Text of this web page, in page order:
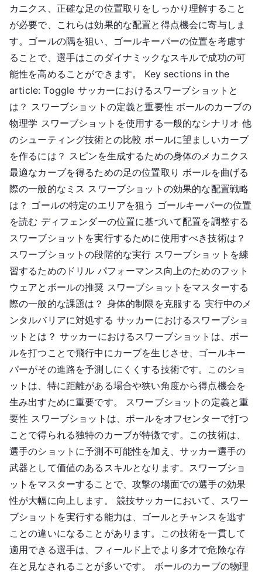
ョ
ト：
カ
ー
ブ、
配
置、
テ
ク
ク
カニクス、正確な足の位置取りをしっかり理解すること
が必要で、これらは効果的な配置と得点機会に寄与しま
す。ゴールの隅を狙い、ゴールキーパーの位置を考慮す
ることで、選手はこのダイナミックなスキルで成功の可
能性を高めることができます。 Key sections in the
article: Toggle サッカーにおけるスワーブショットと
は？ スワーブショットの定義と重要性 ボールのカーブの
物理学 スワーブショットを使用する一般的なシナリオ 他
のシューティング技術との比較 ボールに望ましいカーブ
を作るには？ スピンを生成するための身体のメカニクス
最適なカーブを得るための足の位置取り ボールを曲げる
際の一般的なミス スワーブショットの効果的な配置戦略
は？ ゴールの特定のエリアを狙う ゴールキーパーの位置
を読む ディフェンダーの位置に基づいて配置を調整する
スワーブショットを実行するために使用すべき技術は？
スワーブショットの段階的な実行 スワーブショットを練
習するためのドリル パフォーマンス向上のためのフット
ウェアとボールの推奨 スワーブショットをマスターする
際の一般的な課題は？ 身体的制限を克服する 実行中のメ
ンタルバリアに対処する サッカーにおけるスワーブショ
ットとは？ サッカーにおけるスワーブショットは、ボー
ルを打つことで飛行中にカーブを生じさせ、ゴールキー
パーがその進路を予測しにくくする技術です。このショ
ットは、特に距離がある場合や狭い角度から得点機会を
生み出すために重要です。 スワーブショットの定義と重
要性 スワーブショットは、ボールをオフセンターで打つ
ことで得られる独特のカーブが特徴です。この技術は、
選手のショットに予測不可能性を加え、サッカー選手の
武器として価値のあるスキルとなります。スワーブショ
ットをマスターすることで、攻撃の場面での選手の効果
性が大幅に向上します。 競技サッカーにおいて、スワー
ブショットを実行する能力は、ゴールとチャンスを逃す
ことの違いになることがあります。この技術を一貫して
適用できる選手は、フィールド上でより多才で危険な存
在と見なされることが多いです。 ボールのカーブの物理